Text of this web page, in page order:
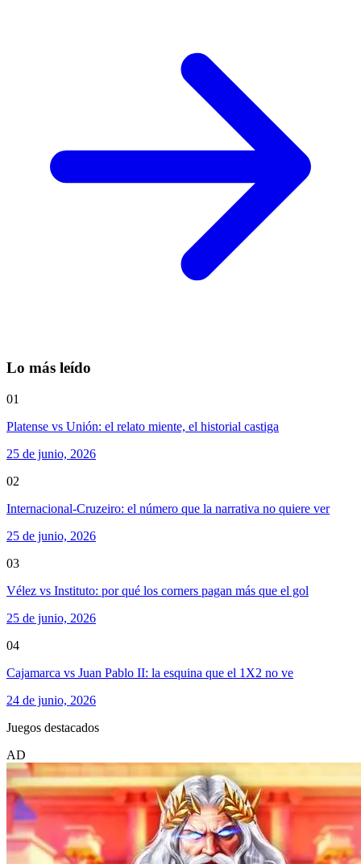
Lo más leído
01
Platense vs Unión: el relato miente, el historial castiga
25 de junio, 2026
02
Internacional-Cruzeiro: el número que la narrativa no quiere ver
25 de junio, 2026
03
Vélez vs Instituto: por qué los corners pagan más que el gol
25 de junio, 2026
04
Cajamarca vs Juan Pablo II: la esquina que el 1X2 no ve
24 de junio, 2026
Juegos destacados
AD